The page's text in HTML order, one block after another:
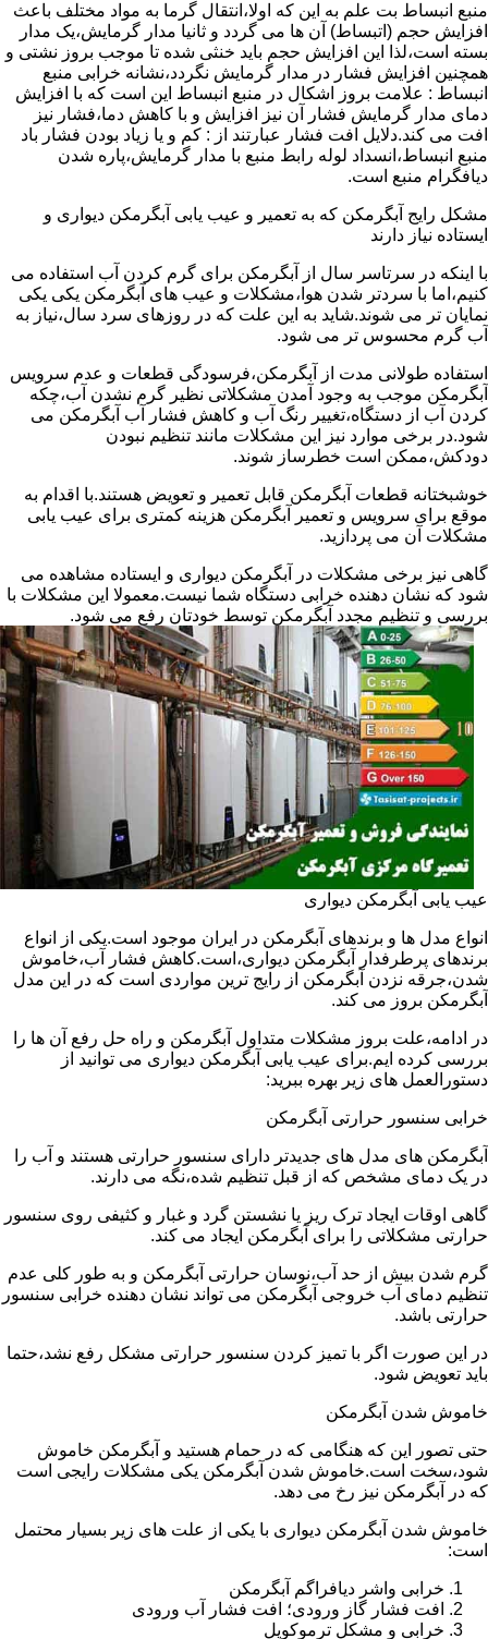
منبع انبساط بت علم به این که اولا،انتقال گرما به مواد مختلف باعث
افزایش حجم (اتبساط) آن ها می گردد و ثانیا مدار گرمایش،یک مدار
بسته است،لذا این افزایش حجم باید خنثی شده تا موجب بروز نشتی و
همچنین افزایش فشار در مدار گرمایش نگردد،نشانه خرابی منبع
انبساط : علامت بروز اشکال در منبع انبساط این است که با افزایش
دمای مدار گرمایش فشار آن نیز افزایش و با کاهش دما،فشار نیز
افت می کند.دلایل افت فشار عبارتند از : کم و یا زیاد بودن فشار باد
منبع انبساط،انسداد لوله رابط منبع با مدار گرمایش،پاره شدن
دیافگرام منبع است.
مشکل رایج آبگرمکن که به تعمیر و عیب یابی آبگرمکن دیواری و
ایستاده نیاز دارند
با اینکه در سرتاسر سال از آبگرمکن برای گرم کردن آب استفاده می
کنیم،اما با سردتر شدن هوا،مشکلات و عیب های آبگرمکن یکی یکی
نمایان تر می شوند.شاید به این علت که در روزهای سرد سال،نیاز به
آب گرم محسوس تر می شود.
استفاده طولانی مدت از آبگرمکن،فرسودگی قطعات و عدم سرویس
آبگرمکن موجب به وجود آمدن مشکلاتی نظیر گرم نشدن آب،چکه
کردن آب از دستگاه،تغییر رنگ آب و کاهش فشار آب آبگرمکن می
شود.در برخی موارد نیز این مشکلات مانند تنظیم نبودن
دودکش،ممکن است خطرساز شوند.
خوشبختانه قطعات آبگرمکن قابل تعمیر و تعویض هستند.با اقدام به
موقع برای سرویس و تعمیر آبگرمکن هزینه کمتری برای عیب یابی
مشکلات آن می پردازید.
گاهی نیز برخی مشکلات در آبگرمکن دیواری و ایستاده مشاهده می
شود که نشان دهنده خرابی دستگاه شما نیست.معمولا این مشکلات با
بررسی و تنظیم مجدد آبگرمکن توسط خودتان رفع می شود.
عیب یابی آبگرمکن دیواری
انواع مدل ها و برندهای آبگرمکن در ایران موجود است.یکی از انواع
برندهای پرطرفدار آبگرمکن دیواری،است.کاهش فشار آب،خاموش
شدن،جرقه نزدن آبگرمکن از رایج ترین مواردی است که در این مدل
آبگرمکن بروز می کند.
در ادامه،علت بروز مشکلات متداول آبگرمکن و راه حل رفع آن ها را
بررسی کرده ایم.برای عیب یابی آبگرمکن دیواری می توانید از
دستورالعمل های زیر بهره ببرید:
خرابی سنسور حرارتی آبگرمکن
آبگرمکن های مدل های جدیدتر دارای سنسور حرارتی هستند و آب را
در یک دمای مشخص که از قبل تنظیم شده،نگه می دارند.
گاهی اوقات ایجاد ترک ریز یا نشستن گرد و غبار و کثیفی روی سنسور
حرارتی مشکلاتی را برای آبگرمکن ایجاد می کند.
گرم شدن بیش از حد آب،نوسان حرارتی آبگرمکن و به طور کلی عدم
تنظیم دمای آب خروجی آبگرمکن می تواند نشان دهنده خرابی سنسور
حرارتی باشد.
در این صورت اگر با تمیز کردن سنسور حرارتی مشکل رفع نشد،حتما
باید تعویض شود.
خاموش شدن آبگرمکن
حتی تصور این که هنگامی که در حمام هستید و آبگرمکن خاموش
شود،سخت است.خاموش شدن آبگرمکن یکی مشکلات رایجی است
که در آبگرمکن نیز رخ می دهد.
خاموش شدن آبگرمکن دیواری با یکی از علت های زیر بسیار محتمل
است:
خرابی واشر دیافراگم آبگرمکن
افت فشار گاز ورودی؛ افت فشار آب ورودی
خرابی و مشکل ترموکوپل